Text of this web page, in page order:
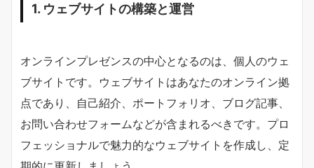
1. ウェブサイトの構築と運営
オンラインプレゼンスの中心となるのは、個人のウェ
ブサイトです。ウェブサイトはあなたのオンライン拠
点であり、自己紹介、ポートフォリオ、ブログ記事、
お問い合わせフォームなどが含まれるべきです。プロ
フェッショナルで魅力的なウェブサイトを作成し、定